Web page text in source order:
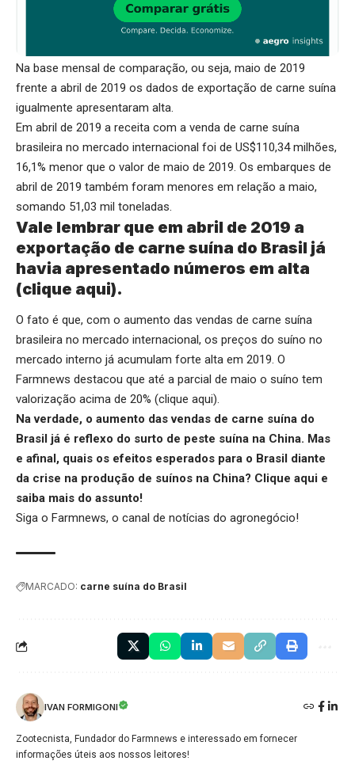
Na base mensal de comparação, ou seja, maio de 2019
frente a abril de 2019 os dados de exportação de carne suína
igualmente apresentaram alta.
Em abril de 2019 a receita com a venda de carne suína
brasileira no mercado internacional foi de US$110,34 milhões,
16,1% menor que o valor de maio de 2019. Os embarques de
abril de 2019 também foram menores em relação a maio,
somando 51,03 mil toneladas.
Vale lembrar que em abril de 2019 a
exportação de carne suína do Brasil já
havia apresentado números em alta
(clique aqui).
O fato é que, com o aumento das vendas de carne suína
brasileira no mercado internacional, os preços do suíno no
mercado interno já acumulam forte alta em 2019. O
Farmnews destacou que até a parcial de maio o suíno tem
valorização acima de 20% (clique aqui).
Na verdade, o aumento das vendas de carne suína do
Brasil já é reflexo do surto de peste suína na China. Mas
e afinal, quais os efeitos esperados para o Brasil diante
da crise na produção de suínos na China? Clique aqui e
saiba mais do assunto!
Siga o Farmnews, o canal de notícias do agronegócio!
MARCADO: carne suína do Brasil
IVAN FORMIGONI
Zootecnista, Fundador do Farmnews e interessado em fornecer
informações úteis aos nossos leitores!